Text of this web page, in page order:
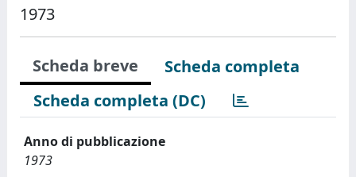
1973
Scheda breve
Scheda completa
Scheda completa (DC)
Anno di pubblicazione
1973